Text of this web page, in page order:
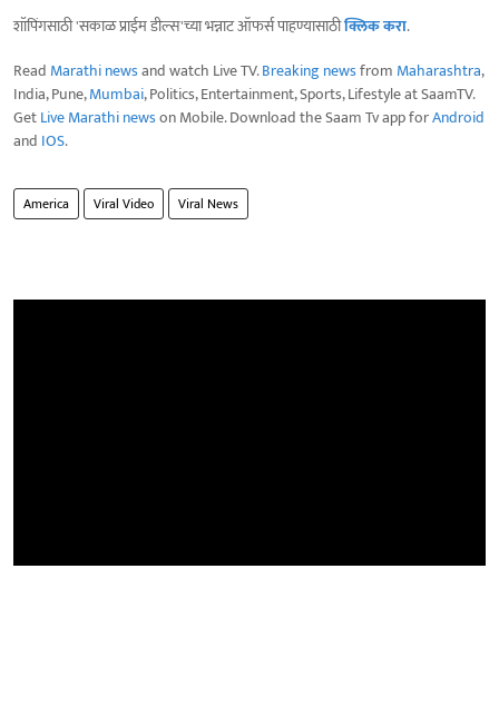
शॉपिंगसाठी 'सकाळ प्राईम डील्स'च्या भन्नाट ऑफर्स पाहण्यासाठीक्लिक करा.
Read Marathi newsand watch Live TV.Breaking newsfrom Maharashtra,
India, Pune,Mumbai, Politics, Entertainment, Sports, Lifestyle at SaamTV.
GetLive Marathi newson Mobile. Download the Saam Tv app forAndroid
and IOS.
America Viral Video Viral News